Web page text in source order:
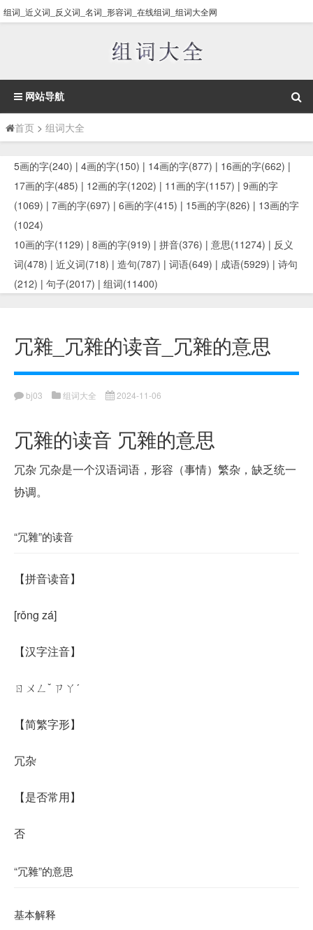
组词_近义词_反义词_名词_形容词_在线组词_组词大全网
网站导航
首页 > 组词大全
5画的字(240) | 4画的字(150) | 14画的字(877) | 16画的字(662) |
17画的字(485) | 12画的字(1202) | 11画的字(1157) | 9画的字
(1069) | 7画的字(697) | 6画的字(415) | 15画的字(826) | 13画的字
(1024)
10画的字(1129) | 8画的字(919) | 拼音(376) | 意思(11274) | 反义
词(478) | 近义词(718) | 造句(787) | 词语(649) | 成语(5929) | 诗句
(212) | 句子(2017) | 组词(11400)
冗雜_冗雜的读音_冗雜的意思
bj03 组词大全 2024-11-06
冗雜的读音 冗雜的意思
冗杂 冗杂是一个汉语词语，形容（事情）繁杂，缺乏统一
协调。
“冗雜”的读音
【拼音读音】
[rǒng zá]
【汉字注音】
ㄖㄨㄥˇ ㄗㄚˊ
【简繁字形】
冗杂
【是否常用】
否
“冗雜”的意思
基本解释